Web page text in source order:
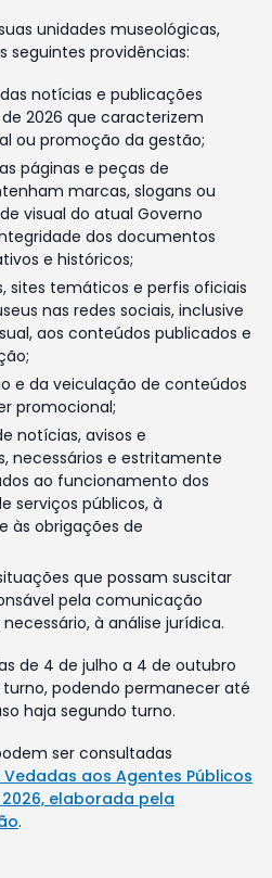
unidades museológicas,
seguintes providências:
notícias e publicações
2026 que caracterizem
ou promoção da gestão;
páginas e peças de
marcas, slogans ou
visual do atual Governo
dos documentos
e históricos;
sites temáticos e perfis oficiais
nas redes sociais, inclusive
aos conteúdos publicados e
e da veiculação de conteúdos
promocional;
notícias, avisos e
necessários e estritamente
ao funcionamento dos
serviços públicos, à
às obrigações de
que possam suscitar
pela comunicação
à análise jurídica.
de 4 de julho a 4 de outubro
podendo permanecer até
haja segundo turno.
ser consultadas
aos Agentes Públicos
2026, elaborada pela
.